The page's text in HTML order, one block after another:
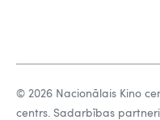
© 2026 Nacionālais Kino
centrs. Sadarbības